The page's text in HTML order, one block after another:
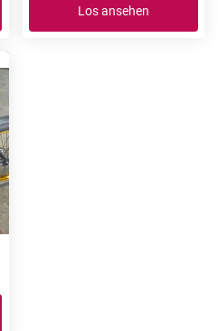
Los ansehen